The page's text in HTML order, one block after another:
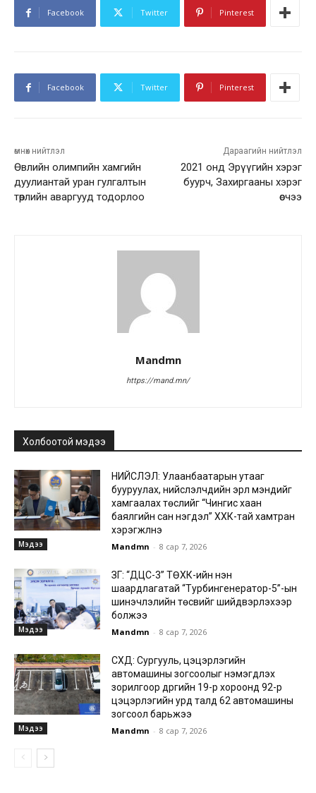
Facebook Twitter Pinterest
Facebook Twitter Pinterest
өмнөх нийтлэл
Өвлийн олимпийн хамгийн
дуулиантай уран гулгалтын
төрлийн аваргууд тодорлоо
Дараагийн нийтлэл
2021 онд Эрүүгийн хэрэг
буурч, Захиргааны хэрэг
өсчээ
Mandmn
https://mand.mn/
Холбоотой мэдээ
Мэдээ
НИЙСЛЭЛ: Улаанбаатарын утааг
бууруулах, нийслэлчүүдийн эрүүл мэндийг
хамгаалах төслийг “Чингис хаан
баялгийн сан нэгдэл” ХХК-тай хамтран
хэрэгжүүлнэ
Mandmn - 8 сар 7, 2026
Мэдээ
ЗГ: “ДЦС-3” ТӨХК-ийн нэн
шаардлагатай “Турбингенератор-5”-ын
шинэчлэлийн төсвийг шийдвэрлэхээр
болжээ
Mandmn - 8 сар 7, 2026
Мэдээ
СХД: Сургууль, цэцэрлэгийн
автомашины зогсоолыг нэмэгдүүлэх
зорилгоор дүүргийн 19-р хороонд 92-р
цэцэрлэгийн урд талд 62 автомашины
зогсоол барьжээ
Mandmn - 8 сар 7, 2026